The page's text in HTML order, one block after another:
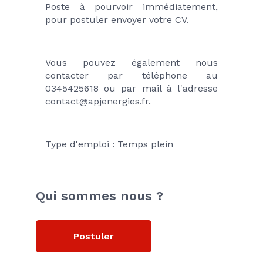
Poste à pourvoir immédiatement,
pour postuler envoyer votre CV.
Vous pouvez également nous
contacter par téléphone au
0345425618 ou par mail à l'adresse
contact@apjenergies.fr.
Type d'emploi : Temps plein
Qui sommes nous ?
Postuler